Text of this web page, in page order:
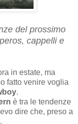
del prossimo
cappelli e
in estate, ma
fatto venire voglia
.
è tra le tendenze
dire che, preso a